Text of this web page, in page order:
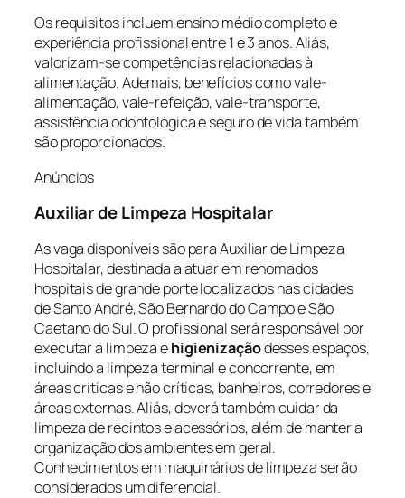
Os requisitos incluem ensino médio completo e
experiência profissional entre 1 e 3 anos. Aliás,
valorizam-se competências relacionadas à
alimentação. Ademais, benefícios como vale-
alimentação, vale-refeição, vale-transporte,
assistência odontológica e seguro de vida também
são proporcionados.
Anúncios
Auxiliar de Limpeza Hospitalar
As vaga disponíveis são para Auxiliar de Limpeza
Hospitalar, destinada a atuar em renomados
hospitais de grande porte localizados nas cidades
de Santo André, São Bernardo do Campo e São
Caetano do Sul. O profissional será responsável por
executar a limpeza ehigienizaçãodesses espaços,
incluindo a limpeza terminal e concorrente, em
áreas críticas e não críticas, banheiros, corredores e
áreas externas. Aliás, deverá também cuidar da
limpeza de recintos e acessórios, além de manter a
organização dos ambientes em geral.
Conhecimentos em maquinários de limpeza serão
considerados um diferencial.